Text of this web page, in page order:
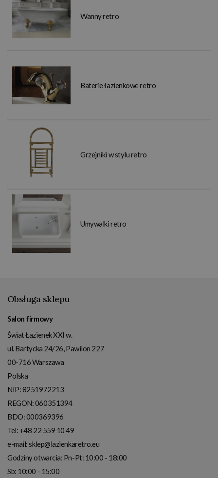
Wanny retro
Baterie łazienkowe retro
Grzejniki w stylu retro
Umywalki retro
Obsługa sklepu
Salon firmowy
Świat Łazienek XXI w.
ul. Bartycka 24/26, Pawilon 227
00-716Warszawa
Polska
NIP:8251972213
REGON: 060351394
BDO: 000369396
Tel: +48 22 559 10 49
e-mail:sklep@lazienkaretro.eu
Godziny otwarcia: Pn-Pt: 10:00 - 18:00
Sb: 10:00 - 15:00